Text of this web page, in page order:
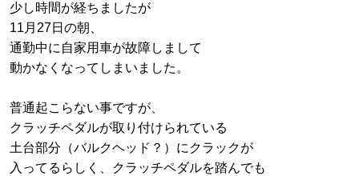
少し時間が経ちましたが
11月27日の朝、
通勤中に自家用車が故障しまして
動かなくなってしまいました。
普通起こらない事ですが、
クラッチペダルが取り付けられている
土台部分（バルクヘッド？）にクラックが
入ってるらしく、クラッチペダルを踏んでも